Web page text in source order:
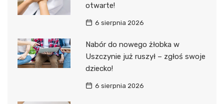
otwarte!
6 sierpnia 2026
Nabór do nowego żłobka w
Uszczynie już ruszył – zgłoś swoje
dziecko!
6 sierpnia 2026